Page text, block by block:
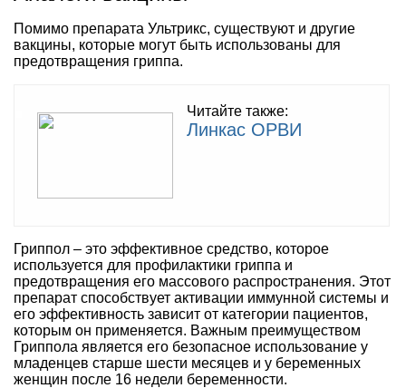
Помимо препарата Ультрикс, существуют и другие
вакцины, которые могут быть использованы для
предотвращения гриппа.
Читайте также:
Линкас ОРВИ
Гриппол – это эффективное средство, которое
используется для профилактики гриппа и
предотвращения его массового распространения. Этот
препарат способствует активации иммунной системы и
его эффективность зависит от категории пациентов,
которым он применяется. Важным преимуществом
Гриппола является его безопасное использование у
младенцев старше шести месяцев и у беременных
женщин после 16 недели беременности.